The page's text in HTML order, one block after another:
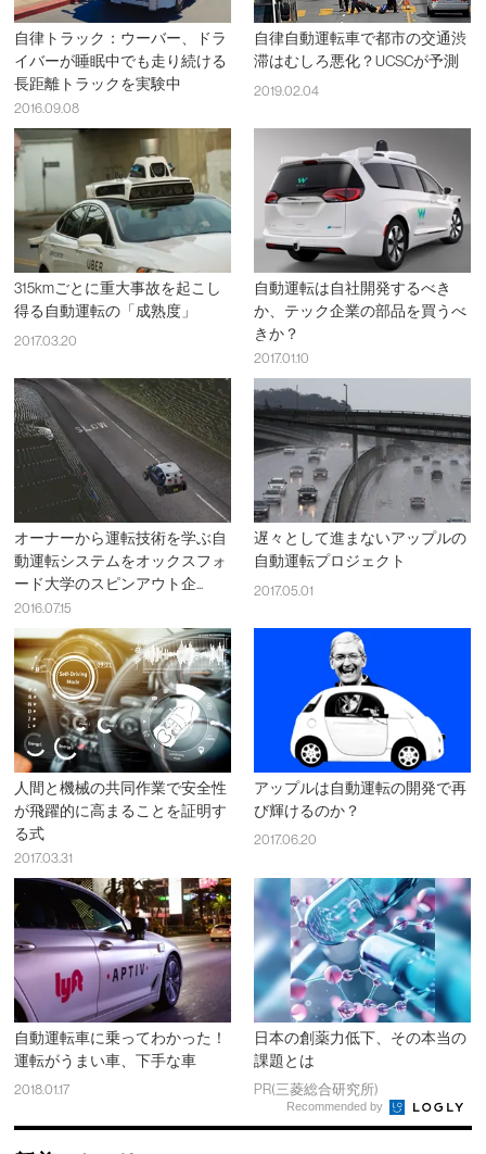
自律トラック：ウーバー、ドラ
イバーが睡眠中でも走り続ける
長距離トラックを実験中
2016.09.08
自律自動運転車で都市の交通渋
滞はむしろ悪化？UCSCが予測
2019.02.04
315kmごとに重大事故を起こし
得る自動運転の「成熟度」
2017.03.20
自動運転は自社開発するべき
か、テック企業の部品を買うべ
きか？
2017.01.10
オーナーから運転技術を学ぶ自
動運転システムをオックスフォ
ード大学のスピンアウト企...
2016.07.15
遅々として進まないアップルの
自動運転プロジェクト
2017.05.01
人間と機械の共同作業で安全性
が飛躍的に高まることを証明す
る式
2017.03.31
アップルは自動運転の開発で再
び輝けるのか？
2017.06.20
自動運転車に乗ってわかった！
運転がうまい車、下手な車
2018.01.17
日本の創薬力低下、その本当の
課題とは
PR(三菱総合研究所)
Recommended by